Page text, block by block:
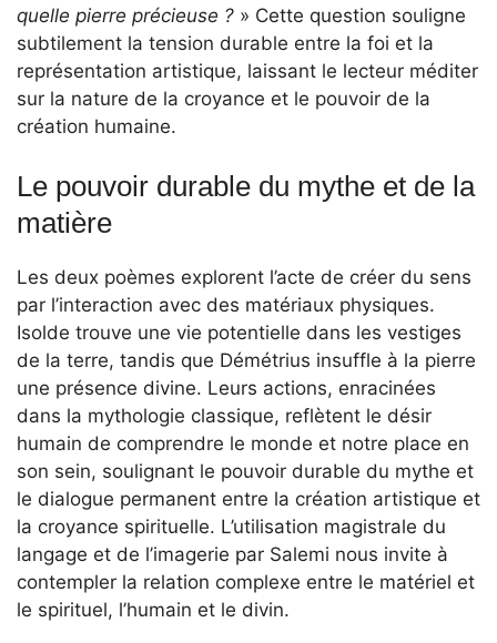
quelle pierre précieuse ? » Cette question souligne
subtilement la tension durable entre la foi et la
représentation artistique, laissant le lecteur méditer
sur la nature de la croyance et le pouvoir de la
création humaine.
Le pouvoir durable du mythe et de la
matière
Les deux poèmes explorent l’acte de créer du sens
par l’interaction avec des matériaux physiques.
Isolde trouve une vie potentielle dans les vestiges
de la terre, tandis que Démétrius insuffle à la pierre
une présence divine. Leurs actions, enracinées
dans la mythologie classique, reflètent le désir
humain de comprendre le monde et notre place en
son sein, soulignant le pouvoir durable du mythe et
le dialogue permanent entre la création artistique et
la croyance spirituelle. L’utilisation magistrale du
langage et de l’imagerie par Salemi nous invite à
contempler la relation complexe entre le matériel et
le spirituel, l’humain et le divin.